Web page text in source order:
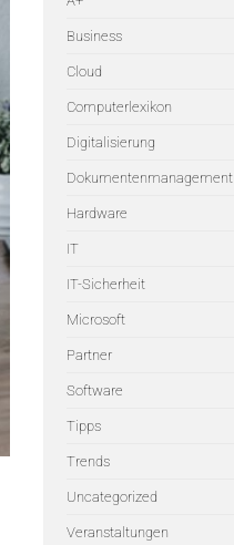
Business
Cloud
Computerlexikon
Digitalisierung
Dokumentenmanagement
Hardware
IT
IT-Sicherheit
Microsoft
Partner
Software
Tipps
Trends
Uncategorized
Veranstaltungen